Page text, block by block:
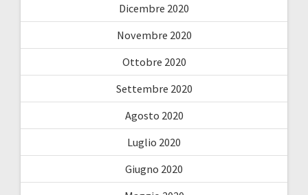
Dicembre 2020
Novembre 2020
Ottobre 2020
Settembre 2020
Agosto 2020
Luglio 2020
Giugno 2020